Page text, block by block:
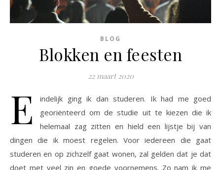
BLOG
Blokken en feesten
22 maart 2020
E
indelijk ging ik dan studeren. Ik had me goed
georiënteerd om de studie uit te kiezen die ik
helemaal zag zitten en hield een lijstje bij van
dingen die ik moest regelen. Voor iedereen die gaat
studeren en op zichzelf gaat wonen, zal gelden dat je dat
doet met veel zin en goede voornemens. Zo nam ik me